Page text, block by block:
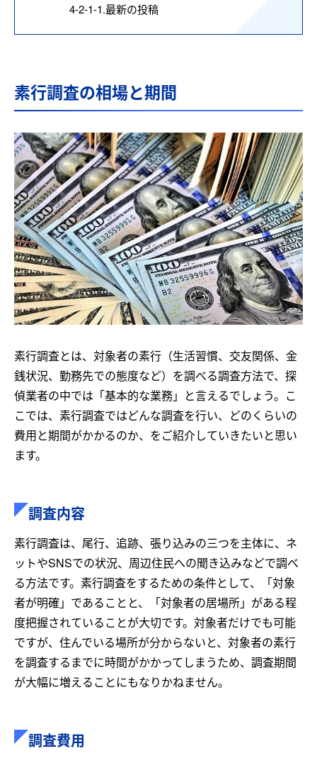
4-2-1-1.最新の投稿
素行調査の相場と期間
素行調査とは、対象者の素行（生活習慣、交友関係、金
銭状況、勤務先での態度など）を調べる調査方法で、探
偵業者の中では「基本的な業務」と言えるでしょう。こ
こでは、素行調査ではどんな調査を行い、どのくらいの
費用と期間がかかるのか、をご紹介していきたいと思い
ます。
調査内容
素行調査は、尾行、追跡、張り込みの三つを主体に、ネ
ットやSNSでの状況、周辺住民への聞き込みなどで調べ
る方法です。素行調査をするための条件として、「対象
者が明確」であることと、「対象者の居場所」がある程
度把握されていることが大切です。対象者だけでも可能
ですが、住んでいる場所が分からないと、対象者の素行
を調査するまでに時間がかかってしまうため、調査期間
が大幅に増えることにもなりかねません。
調査費用